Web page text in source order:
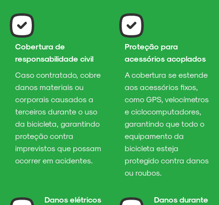
Cobertura de
responsabilidade civil
Caso contratado, cobre
danos materiais ou
corporais causados a
terceiros durante o uso
da bicicleta, garantindo
proteção contra
imprevistos que possam
ocorrer em acidentes.
Proteção para
acessórios acoplados
A cobertura se estende
aos acessórios fixos,
como GPS, velocímetros
e ciclocomputadores,
garantindo que todo o
equipamento da
bicicleta esteja
protegido contra danos
ou roubos.
Danos elétricos
Danos durante